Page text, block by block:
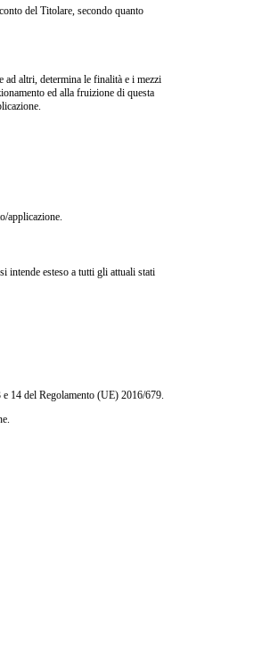
del Titolare, secondo quanto
altri, determina le finalità e i mezzi
ed alla fruizione di questa
applicazione.
intende esteso a tutti gli attuali stati
14 del Regolamento (UE) 2016/679.